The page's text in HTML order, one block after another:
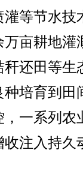
等节水技
亩耕地灌
还田等生
培育到田
一系列农
注入持久